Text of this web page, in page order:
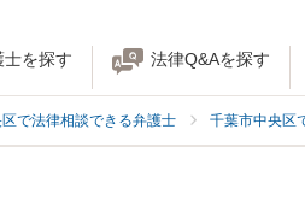
士を探す 法律Q&Aを探す
で法律相談できる弁護士 千葉市中央区